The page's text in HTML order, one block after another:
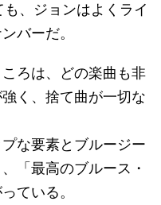
、ジョンはよくライ
バーだ。
ろは、どの楽曲も非
く、捨て曲が一切な
な要素とブルージー
「最高のブルース・
ている。